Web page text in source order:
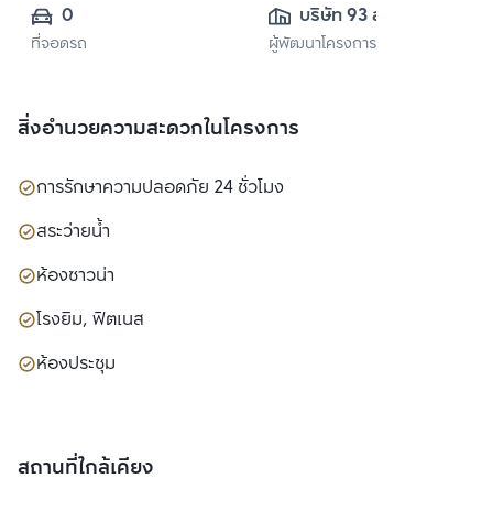
0
ที่จอดรถ
บริษัท 93 สุขุมวิท
สวีท จำกัด
ผู้พัฒนาโครงการ
สิ่งอำนวยความสะดวกในโครงการ
การรักษาความปลอดภัย 24 ชั่วโมง
สระว่ายน้ำ
ห้องซาวน่า
โรงยิม, ฟิตเนส
ห้องประชุม
สถานที่ใกล้เคียง